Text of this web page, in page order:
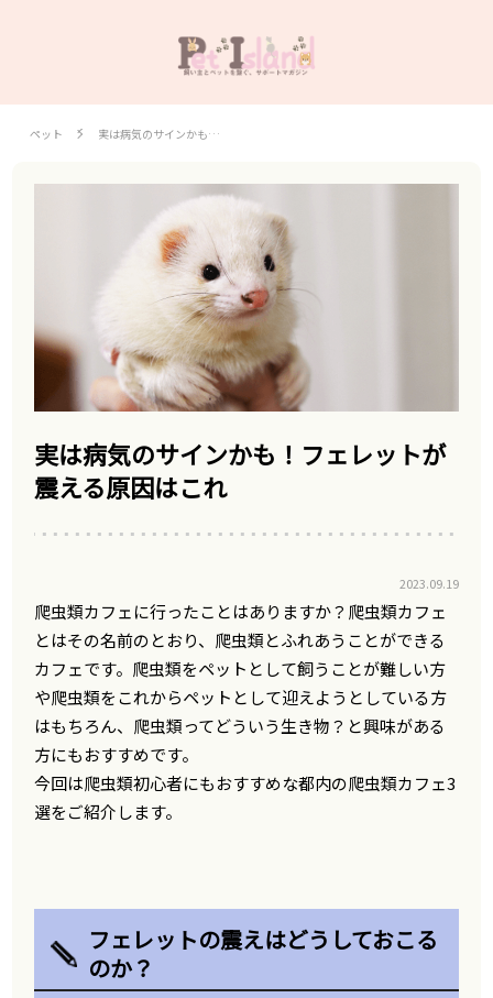
ペット 実は病気のサインかも…
実は病気のサインかも！フェレットが
震える原因はこれ
2023.09.19
爬虫類カフェに行ったことはありますか？爬虫類カフェ
とはその名前のとおり、爬虫類とふれあうことができる
カフェです。爬虫類をペットとして飼うことが難しい方
や爬虫類をこれからペットとして迎えようとしている方
はもちろん、爬虫類ってどういう生き物？と興味がある
方にもおすすめです。
今回は爬虫類初心者にもおすすめな都内の爬虫類カフェ3
選をご紹介します。
フェレットの震えはどうしておこる
のか？